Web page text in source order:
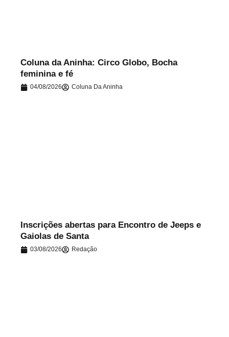
Coluna da Aninha: Circo Globo, Bocha
feminina e fé
04/08/2026 Coluna Da Aninha
Inscrições abertas para Encontro de Jeeps e
Gaiolas de Santa
03/08/2026 Redação